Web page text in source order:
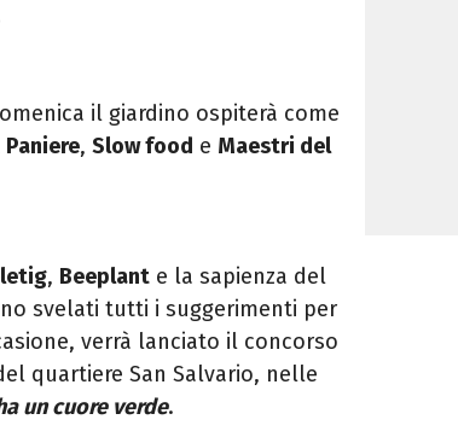
il giardino ospiterà come
Paniere, Slow food e Maestri del
, Beeplant e la sapienza del
svelati tutti i suggerimenti per
verrà lanciato il concorso
quartiere San Salvario, nelle
un cuore verde.